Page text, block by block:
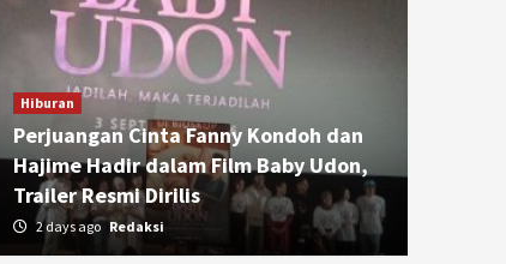
Hiburan
Perjuangan Cinta Fanny Kondoh dan
Hajime Hadir dalam Film Baby Udon,
Trailer Resmi Dirilis
2 days ago Redaksi